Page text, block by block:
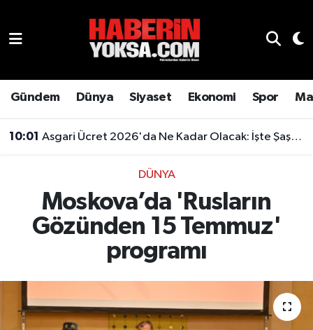
Gündem Dünya Siyaset Ekonomi Spor
10:01 Asgari Ücret 2026'da Ne Kadar Olacak: İşte Şaşırtan Rakam
DÜNYA
Moskova’da 'Rusların
Gözünden 15 Temmuz'
programı
Genel
Gündem
Otomobil
Hava Durumu
Son Dakika Haberleri
Haber Arşivi